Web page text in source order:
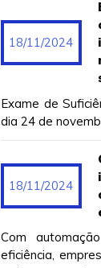
18/11/2024
Exame de
dia 24 de
18/11/2024
Com
eficiência,